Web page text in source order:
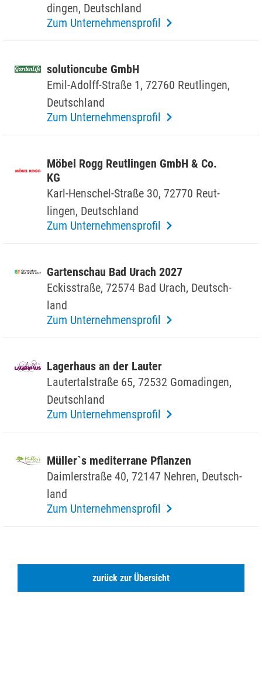
dingen, Deutsch­land
Zum Unternehmensprofil
solu­tion­cube GmbH
Emil-Adolff-Straße 1, 72760 Reut­lingen,
Deutsch­land
Zum Unternehmensprofil
Möbel Rogg Reut­lingen GmbH & Co.
KG
Karl-Henschel-Straße 30, 72770 Reut­
lingen, Deutsch­land
Zum Unternehmensprofil
Garten­schau Bad Urach 2027
Eckis­straße, 72574 Bad Urach, Deutsch­
land
Zum Unternehmensprofil
Lager­haus an der Lauter
Lauter­tal­straße 65, 72532 Goma­dingen,
Deutsch­land
Zum Unternehmensprofil
Müller`s medi­ter­rane Pflanzen
Daim­ler­straße 40, 72147 Nehren, Deutsch­
land
Zum Unternehmensprofil
zurück zur Übersicht